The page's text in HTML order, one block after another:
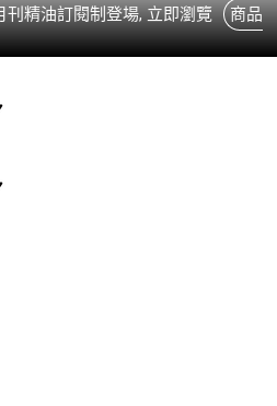
刊精油訂閱制登場, 立即瀏覽
商品